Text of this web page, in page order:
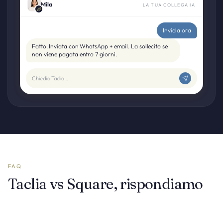
Mila LA TUA COLLEGA IA
Inviala ora
Fatto. Inviata con WhatsApp + email. La sollecito se
non viene pagata entro 7 giorni.
Chiedi a Taclia…
FAQ
Taclia vs Square, rispondiamo